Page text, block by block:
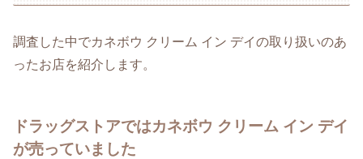
調査した中でカネボウ クリーム イン デイの取り扱いのあ
ったお店を紹介します。
ドラッグストアではカネボウ クリーム イン デイ
が売っていました